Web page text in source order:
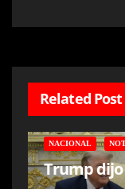
Related Post
NACIONAL
Trump